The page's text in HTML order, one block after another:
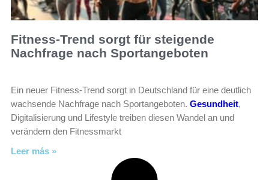
Fitness-Trend sorgt für steigende
Nachfrage nach Sportangeboten
Ein neuer Fitness-Trend sorgt in Deutschland für eine deutlich
wachsende Nachfrage nach Sportangeboten. Gesundheit,
Digitalisierung und Lifestyle treiben diesen Wandel an und
verändern den Fitnessmarkt
Leer más »